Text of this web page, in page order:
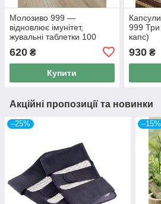
Молозиво 999 —
відновлює імунітет,
жувальні таблетки 100
620 ₴
Купити
999 Три
капс)
930₴
Акційні пропозиції та новинки
–25% –15%